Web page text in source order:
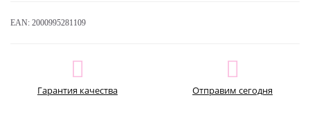
EAN: 2000995281109
Гарантия качества Отправим сегодня